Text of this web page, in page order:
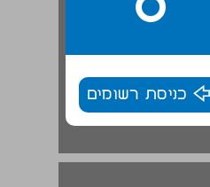
כניסת רשומים